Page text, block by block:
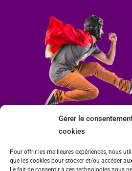
Gérer le
cookies
Pour offrir les meilleures expériences, nous
que les cookies pour stocker et/ou accéder
Le fait de consentir à ces technologies nous